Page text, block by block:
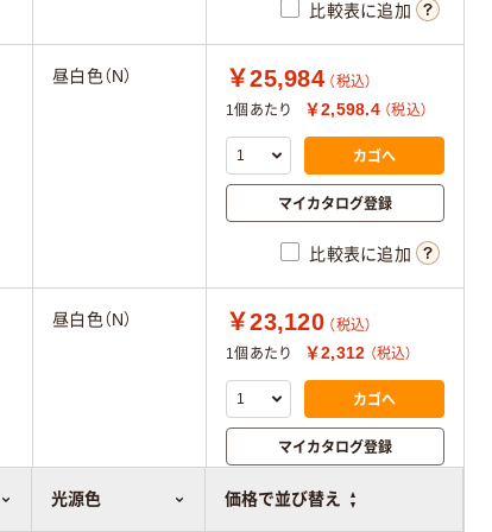
光源色 価格で並び替え
比較表に追加
昼白色（N） ￥25,984 （税込）
1個あたり
￥2,598.4 （税込）
カゴへ
マイカタログ登録
比較表に追加
昼白色（N） ￥23,120 （税込）
1個あたり
￥2,312 （税込）
カゴへ
マイカタログ登録
比較表に追加